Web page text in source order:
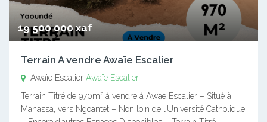
19 500 000 xaf
Terrain A vendre Awaïe Escalier
Awaïe Escalier Awaïe Escalier
Terrain Titré de 970m² à vendre à Awae Escalier – Situé à
Manassa, vers Ngoantet – Non loin de l’Université Catholique